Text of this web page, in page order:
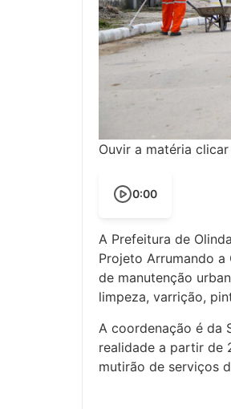
Ouvir a matéria
0:00
A Prefeitura de
Projeto Arrumando a
de manutenção
limpeza, varrição,
A coordenação é da
realidade a partir de
mutirão de serviços